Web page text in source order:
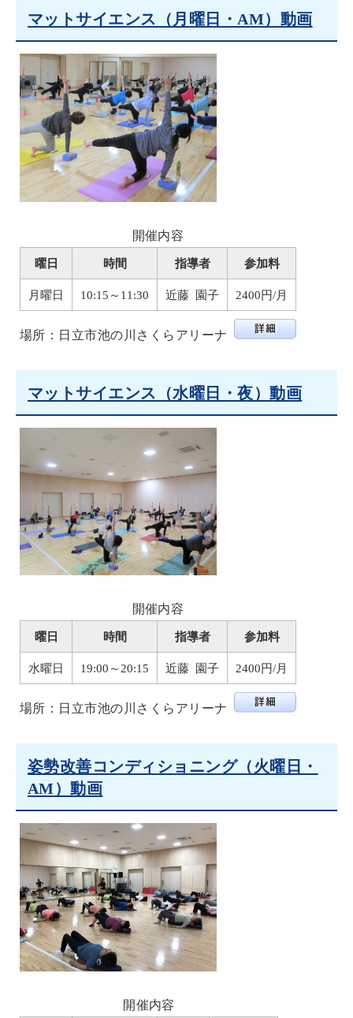
マットサイエンス（月曜日・AM）動画
開催内容
曜日 時間 指導者 参加料
月曜日 10:15～11:30 近藤 園子 2400円/月
場所：日立市池の川さくらアリーナ
マットサイエンス（水曜日・夜）動画
開催内容
曜日 時間 指導者 参加料
水曜日 19:00～20:15 近藤 園子 2400円/月
場所：日立市池の川さくらアリーナ
姿勢改善コンディショニング（火曜日・
AM）動画
開催内容